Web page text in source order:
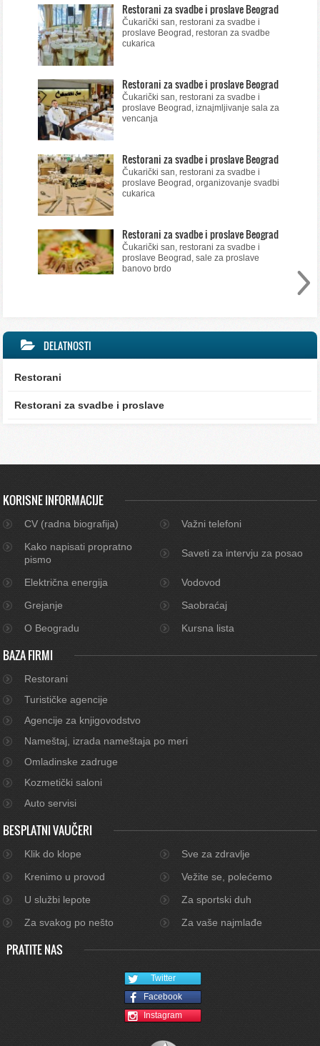
Restorani za svadbe i proslave Beograd
Čukarički san, restorani za svadbe i
proslave Beograd, restoran za svadbe
cukarica
Restorani za svadbe i proslave Beograd
Čukarički san, restorani za svadbe i
proslave Beograd, iznajmljivanje sala za
vencanja
Restorani za svadbe i proslave Beograd
Čukarički san, restorani za svadbe i
proslave Beograd, organizovanje svadbi
cukarica
Restorani za svadbe i proslave Beograd
Čukarički san, restorani za svadbe i
proslave Beograd, sale za proslave
banovo brdo
DELATNOSTI
Restorani
Restorani za svadbe i proslave
KORISNE INFORMACIJE
CV (radna biografija)
Važni telefoni
Kako napisati propratno
pismo
Saveti za intervju za posao
Električna energija
Vodovod
Grejanje
Saobraćaj
O Beogradu
Kursna lista
BAZA FIRMI
Restorani
Turističke agencije
Agencije za knjigovodstvo
Nameštaj, izrada nameštaja po meri
Omladinske zadruge
Kozmetički saloni
Auto servisi
BESPLATNI VAUČERI
Klik do klope
Sve za zdravlje
Krenimo u provod
Vežite se, polećemo
U službi lepote
Za sportski duh
Za svakog po nešto
Za vaše najmlađe
PRATITE NAS
Twitter
Facebook
Instagram